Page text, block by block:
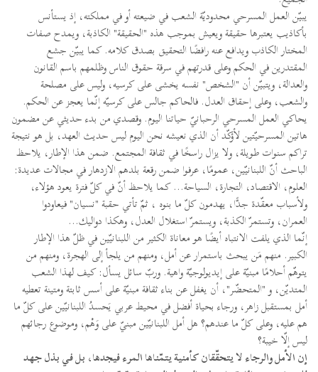
يبيّن العمل المسرحي محدوديّة الشعب في ضيعته أو في مملكته، إذ يستأنس
بأكاذيب يعتبرها حقيقة ويعيش بموجب هذه "الحقيقة" الكاذبة، ويمدح صفات
المختار الكاذب ويدافع عنه رافضًا التحقيق بصدق كلامه. كما يبيّن جشع
المقتدرين في الحكم وعلى قدرتهم في سرقة حقوق الناس وظلمهم باسم القانون
والعدالة، ويتبيّن أن "الشخص" نفسه يخشى على كرسيه، وليس على مصلحة
والشعب، وعلى إحقاق العدل. فالحاكم جالس على كرسيّه إنّما يعجز عن الحكم.
يحاكي العمل المسرحي الرحبانيّ حياتنا اليوم. وقصدي من بدء حديثي عن مضمون
هاتين المسرحيّتين لأؤكّد أن الذي نعيشه نحن اليوم ليس حديث العهد، بل هو نتيجة
تراكم سنوات طويلة، ولا يزال راسخًا في ثقافة المجتمع. ضمن هذا الإطار، يلاحظ
الباحث أنّ اللبنانيّين، عمومًا، عرفوا ضمن رقعة بلدهم الازدهار في مجالات عديدة:
العلوم، الاقتصاد، التجارة، السياحة... كما يلاحظ أنّ في كلّ فترة يعود هؤلاء،
ولأسباب معقّدة جدًّا، يهدمون كلّ ما بنوه ، ثمّ تأتي حقبة "نسيان" فيعاودوا
العمران، وتستمرّ الكذبة، ويستمرّ استغلال العدل، وهكذا دواليك...
إنّما الذي يلفت الانتباه أيضًا هو معاناة الكثير من اللبنانيّين في ظلّ هذا الإطار
الكبير. منهم مَن يبحث باستمرار عن أمل، ومنهم من يلجأ إلى الهجرة، ومنهم من
يتوهّم أحلامًا مبنيّة على إيديولوجيّة واهية. وربّ سائل يسأل: كيف لهذا الشعب
المتديّن، و "المتحضّر"، أن يغفل عن بناء ثقافة مبنيّة على أسس ثابتة ومتينة تعطيه
أمل بمستقبل زاهر، ورجاء بحياة أفضل في محيط عربي يَحسدُ اللبنانيّين على كلّ ما
هم عليه، وعلى كلّ ما عندهم؟ هل أمل اللبنانيّين مبنيّ على وَهْم، وموضوع رجائهم
ليس إلّا خيبة؟
إن الأمل والرجاء لا يتحقّقان كأمنية يتمّناها المرء فيجدها، بل في بذل جهد